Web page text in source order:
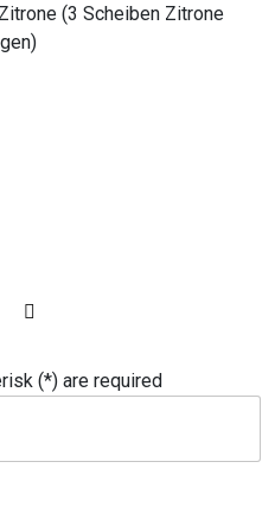
(3 Scheiben Zitrone
(*) are required